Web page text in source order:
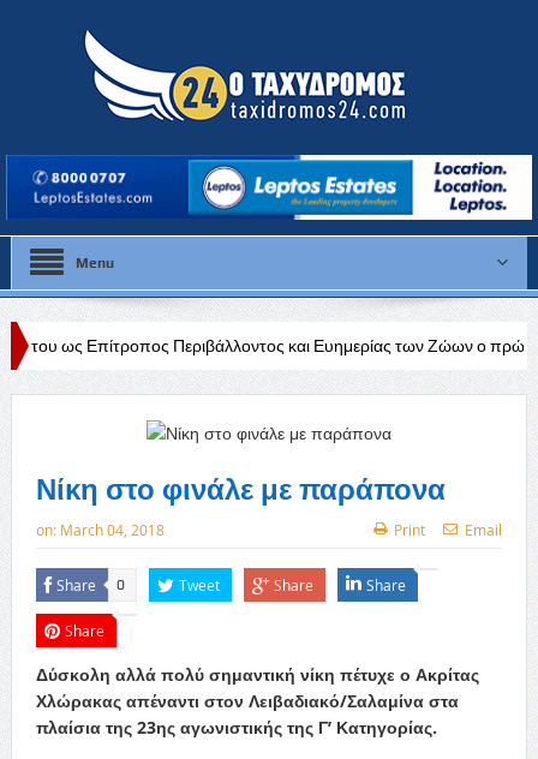
Menu
Περιβάλλοντος και Ευημερίας των Ζώων ο πρώην βουλευτής
Νίκη στο φινάλε με παράπονα
on: March 04, 2018 Print Email
Share 0 Tweet Share Share
Share
Δύσκολη αλλά πολύ σημαντική νίκη πέτυχε ο Ακρίτας
Χλώρακας απέναντι στον Λειβαδιακό/Σαλαμίνα στα
πλαίσια της 23ης αγωνιστικής της Γ’ Κατηγορίας.